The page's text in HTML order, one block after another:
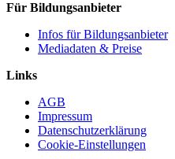
Für Bildungsanbieter
Infos für Bildungsanbieter
Mediadaten & Preise
Links
AGB
Impressum
Datenschutzerklärung
Cookie-Einstellungen